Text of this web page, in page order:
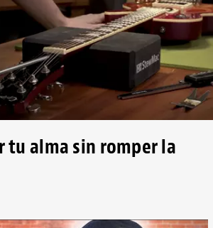
tu alma sin romper la